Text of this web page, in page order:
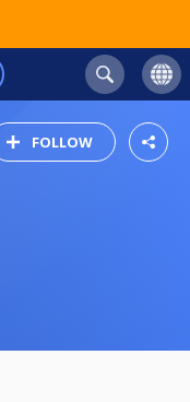
FOLLOW